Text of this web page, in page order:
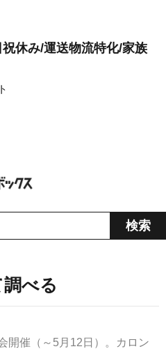
休み/運送物流特化/家族
べる
催（～5月12日）。カロン